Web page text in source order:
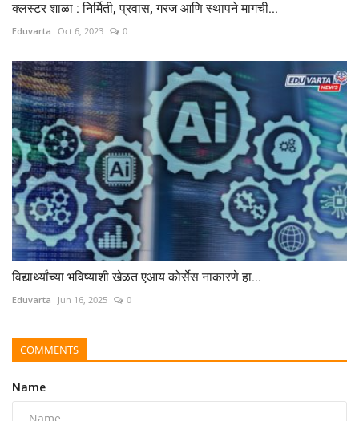
क्लस्टर शाळा : निर्मिती, प्रवास, गरज आणि स्थापने मागची...
Eduvarta Oct 6, 2023 0
विद्यार्थ्यांच्या भविष्याशी खेळत एआय कोर्सेस नाकारणे हा...
Eduvarta Jun 16, 2025 0
COMMENTS
Name